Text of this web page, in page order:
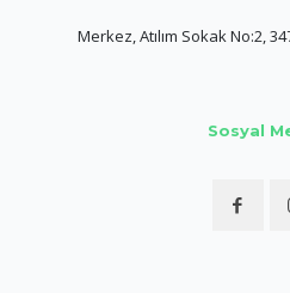
Merkez, Atılım Sokak No:2,
Sosyal